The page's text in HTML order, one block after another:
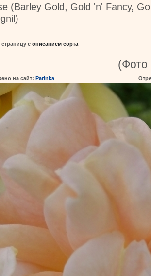
(Barley Gold, Gold 'n' Fancy,
с описанием сорта
(Фото
на сайт: Parinka